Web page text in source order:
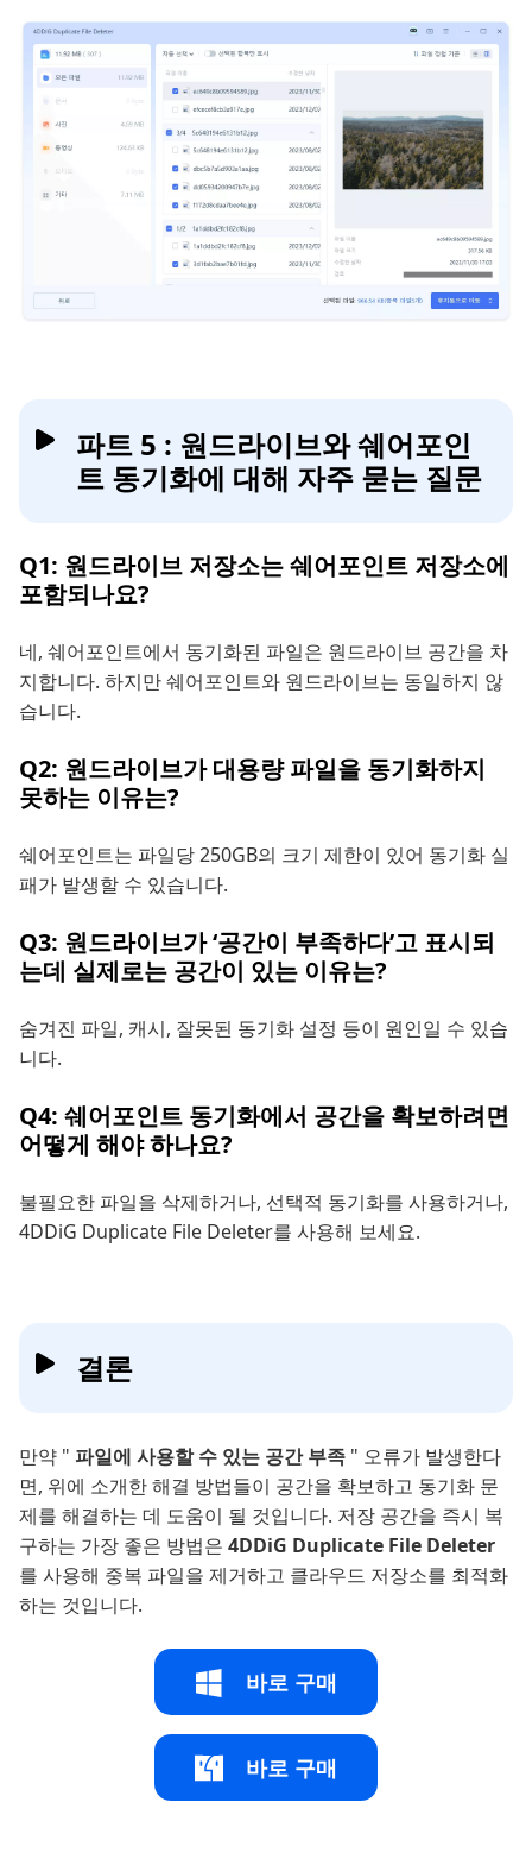
파트 5 : 원드라이브와 쉐어포인
트 동기화에 대해 자주 묻는 질문
Q1: 원드라이브 저장소는 쉐어포인트 저장소에
포함되나요?
네, 쉐어포인트에서 동기화된 파일은 원드라이브 공간을 차
지합니다. 하지만 쉐어포인트와 원드라이브는 동일하지 않
습니다.
Q2: 원드라이브가 대용량 파일을 동기화하지
못하는 이유는?
쉐어포인트는 파일당 250GB의 크기 제한이 있어 동기화 실
패가 발생할 수 있습니다.
Q3: 원드라이브가 ‘공간이 부족하다’고 표시되
는데 실제로는 공간이 있는 이유는?
숨겨진 파일, 캐시, 잘못된 동기화 설정 등이 원인일 수 있습
니다.
Q4: 쉐어포인트 동기화에서 공간을 확보하려면
어떻게 해야 하나요?
불필요한 파일을 삭제하거나, 선택적 동기화를 사용하거나,
4DDiG Duplicate File Deleter를 사용해 보세요.
결론
만약 " 파일에 사용할 수 있는 공간 부족 " 오류가 발생한다
면, 위에 소개한 해결 방법들이 공간을 확보하고 동기화 문
제를 해결하는 데 도움이 될 것입니다. 저장 공간을 즉시 복
구하는 가장 좋은 방법은 4DDiG Duplicate File Deleter
를 사용해 중복 파일을 제거하고 클라우드 저장소를 최적화
하는 것입니다.
바로 구매
바로 구매